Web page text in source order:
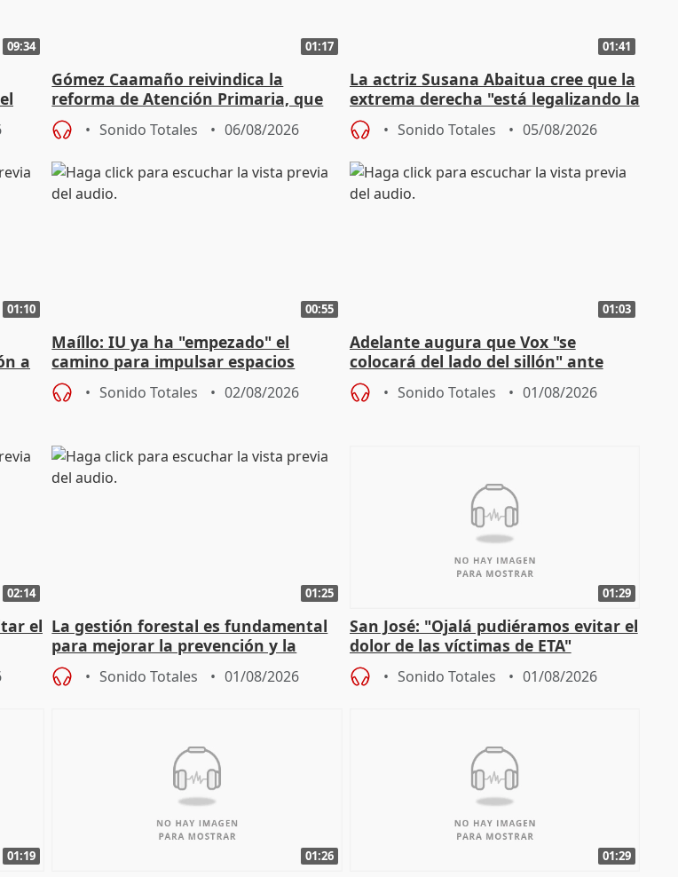
09:34 01:17
Gómez Caamaño reivindica la
reforma de Atención Primaria, que
reforzará la autogestión
Sonido Totales 06/08/2026
01:41
La actriz Susana Abaitua cree que la
extrema derecha "está legalizando la
homofobia"
Sonido Totales 05/08/2026
01:10
a
00:55
Maíllo: IU ya ha "empezado" el
camino para impulsar espacios
unitarios para las municipales
Sonido Totales 02/08/2026
01:03
Adelante augura que Vox "se
colocará del lado del sillón" ante
iniciativas de la oposición
Sonido Totales 01/08/2026
02:14
el
01:25
La gestión forestal es fundamental
para mejorar la prevención y la
actuación frente a incendios
Sonido Totales 01/08/2026
01:29
San José: "Ojalá pudiéramos evitar el
dolor de las víctimas de ETA"
Sonido Totales 01/08/2026
01:19 01:26 01:29